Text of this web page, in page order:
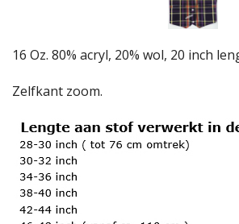
16 Oz. 80% acryl, 20% wol, 20 inch
Zelfkant zoom.